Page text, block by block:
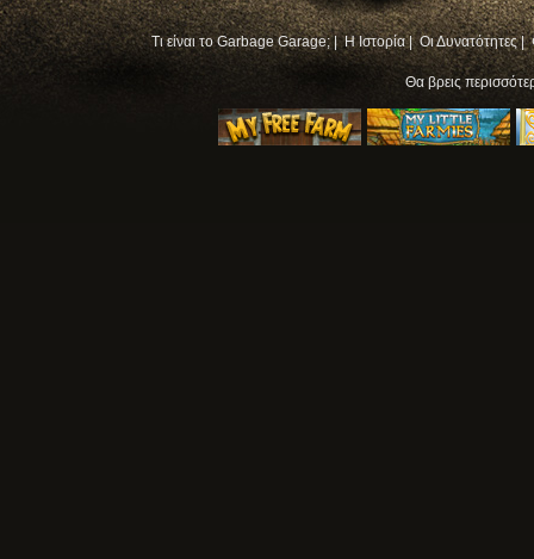
Τι είναι το Garbage Garage; | Η Ιστορία | Οι Δυνατότητες |
Θα βρεις